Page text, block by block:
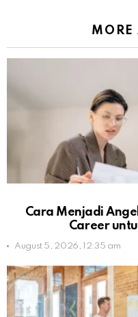
MORE
Cara Menjadi
Career
August 5, 2026, 12:35 am